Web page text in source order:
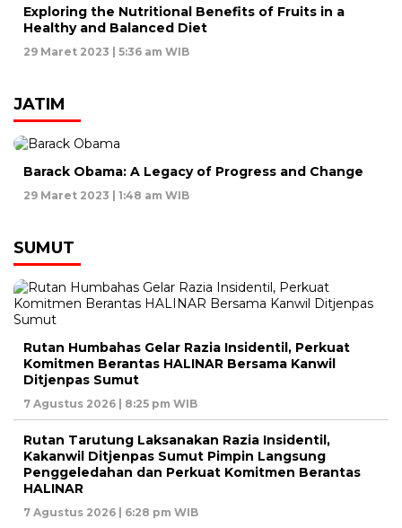
Exploring the Nutritional Benefits of Fruits in a
Healthy and Balanced Diet
29 Maret 2023 | 5:36 am WIB
JATIM
Barack Obama: A Legacy of Progress and Change
29 Maret 2023 | 1:48 am WIB
SUMUT
Rutan Humbahas Gelar Razia Insidentil, Perkuat
Komitmen Berantas HALINAR Bersama Kanwil
Ditjenpas Sumut
7 Agustus 2026 | 8:25 pm WIB
Rutan Tarutung Laksanakan Razia Insidentil,
Kakanwil Ditjenpas Sumut Pimpin Langsung
Penggeledahan dan Perkuat Komitmen Berantas
HALINAR
7 Agustus 2026 | 6:28 pm WIB